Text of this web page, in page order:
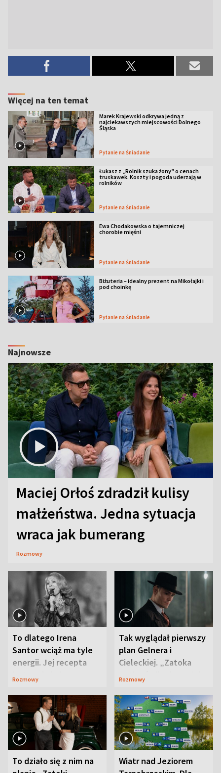
Więcej na ten temat
Marek Krajewski odkrywa jedną z
najciekawszych miejscowości Dolnego
Śląska
Pytanie na Śniadanie
Łukasz z „Rolnik szuka żony” o cenach
truskawek. Koszty i pogoda uderzają w
rolników
Pytanie na Śniadanie
Ewa Chodakowska o tajemniczej
chorobie mięśni
Pytanie na Śniadanie
Biżuteria – idealny prezent na Mikołajki i
pod choinkę
Pytanie na Śniadanie
Najnowsze
Maciej Orłoś zdradził kulisy
małżeństwa. Jedna sytuacja
wraca jak bumerang
Rozmowy
To dlatego Irena
Santor wciąż ma tyle
energii. Jej recepta
jest zaskakująco
Rozmowy
Tak wyglądał pierwszy
plan Gelnera i
Cieleckiej. „Zatoka
szpiegów” od razu ich
Rozmowy
To działo się z nim na
Wiatr nad Jeziorem